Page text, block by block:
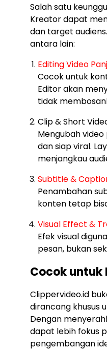
Salah satu
Kreator dapat
dan target
antara lain:
Editing Video
Cocok untuk
Editor akan
tidak
Clip & Short
Mengubah
dan siap viral.
menjangkau
Subtitle &
Penambahan
konten tetap
Visual Effect &
Efek visual
pesan, bukan
Cocok untuk
Clippervideo.id
dirancang khusus
Dengan
dapat lebih fokus
pengembangan